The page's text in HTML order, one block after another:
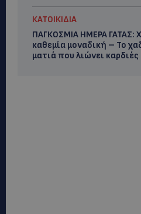
ΚΑΤΟΙΚΙΔΙΑ
ΠΑΓΚΟΣΜΙΑ ΗΜΕΡΑ ΓΑΤΑΣ:
καθεμία μοναδική – Το
ματιά που λιώνει καρδιές